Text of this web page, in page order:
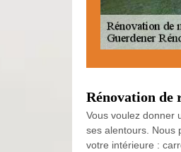
Rénovation de
Vous voulez donner
ses alentours. Nous
votre intérieure :